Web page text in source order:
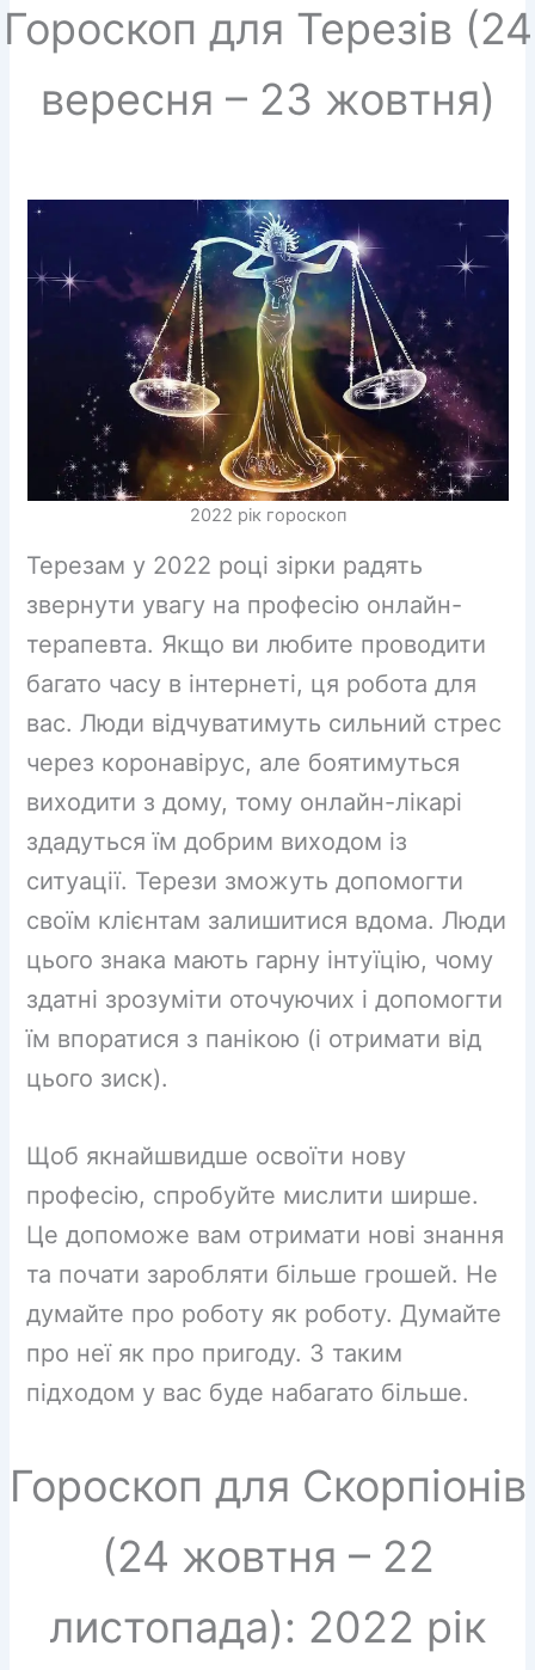
Гороскоп для Терезів (24
вересня – 23 жовтня)
2022 рік гороскоп
Терезам у 2022 році зірки радять
звернути увагу на професію онлайн-
терапевта. Якщо ви любите проводити
багато часу в інтернеті, ця робота для
вас. Люди відчуватимуть сильний стрес
через коронавірус, але боятимуться
виходити з дому, тому онлайн-лікарі
здадуться їм добрим виходом із
ситуації. Терези зможуть допомогти
своїм клієнтам залишитися вдома. Люди
цього знака мають гарну інтуїцію, чому
здатні зрозуміти оточуючих і допомогти
їм впоратися з панікою (і отримати від
цього зиск).
Щоб якнайшвидше освоїти нову
професію, спробуйте мислити ширше.
Це допоможе вам отримати нові знання
та почати заробляти більше грошей. Не
думайте про роботу як роботу. Думайте
про неї як про пригоду. З таким
підходом у вас буде набагато більше.
Гороскоп для Скорпіонів
(24 жовтня – 22
листопада): 2022 рік